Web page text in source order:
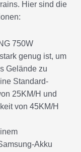
Hier sind die
750W
genug ist, um
Gelände zu
Standard-
25KM/H und
von 45KM/H
Akku